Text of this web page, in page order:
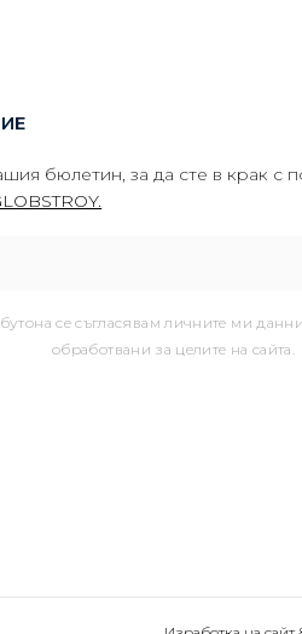
бюлетин, за да сте в крак с
се съгласявам личните ми
обработвани за целите на сайта.